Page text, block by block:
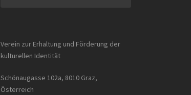
Verein zur Erhaltung und Förderung der
kulturellen Identität
Schönaugasse 102a, 8010 Graz,
Österreich